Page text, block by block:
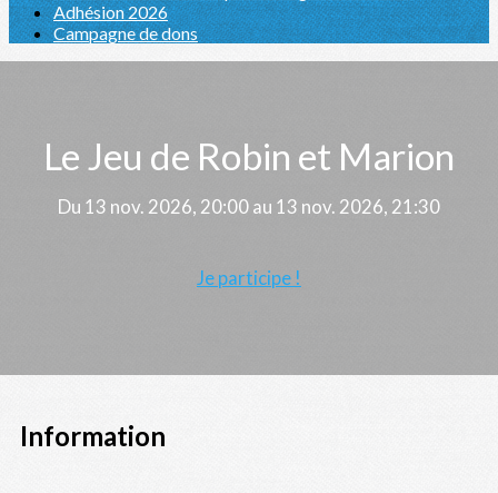
Adhésion 2026
Campagne de dons
Le Jeu de Robin et Marion
Du 13 nov. 2026, 20:00 au 13 nov. 2026, 21:30
Je participe !
Information